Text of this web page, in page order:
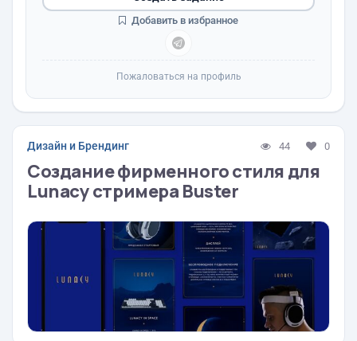
Добавить в избранное
Пожаловаться на профиль
Дизайн и Брендинг 44 0
Создание фирменного стиля для
Lunacy стримера Buster